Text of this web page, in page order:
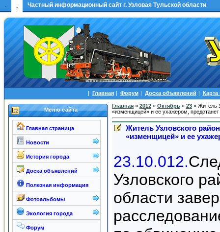
. . Частный информационный сайт г. Узловая Тульской области
| Главная | Форум | Доска объявлений | Карта
Меню сайта
Главная страница
Новости
История города
Доска объявлений
Полезная информация
Фотоальбомы
Экология города
Форум
Главная » 2012 » Октябрь » 23 » Житель
«изменщицей» и ее ухажером,
Житель Узловского
«изменщицей» и ее
23.10.012.
Узловского
области